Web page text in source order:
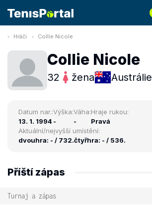
Hráči Collie Nicole
Collie Nicole
32 žena Austrálie
Datum nar.:
13. 1. 1994
Výška:
-
Váha:
-
Hraje rukou:
Pravá
Aktuální/nejvyšší umístění:
dvouhra: - / 732.čtyřhra: - / 536.
Příští zápas
Turnaj a zápas